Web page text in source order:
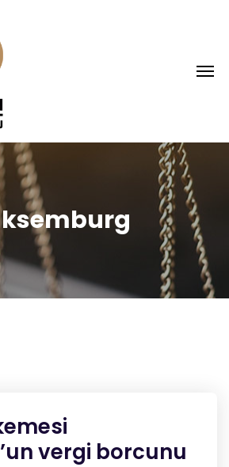
vergi borcunu